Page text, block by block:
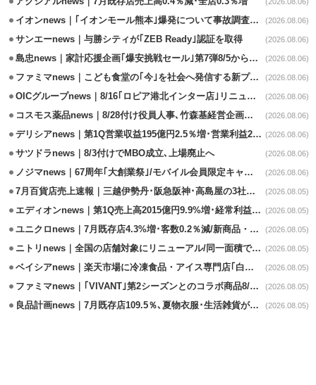
イオンnews｜｢イオンモール熊本｣爆発について事故調査委員会設置 (2026.08.06)
サンエーnews｜与勝シティが｢ZEB Ready｣認証を取得 (2026.08.06)
島忠news｜家計応援企画｢爆安挑戦セール｣第7弾8/5から開催 (2026.08.06)
ファミマnews｜こども食堂の｢今｣を社会へ発信する新プロジェクト始動 (2026.08.06)
OICグループnews｜8/16｢ロピア港北インター店｣リニューアル/食品売場拡大 (2026.08.06)
コスモス薬品news｜8/28付け役員人事､竹森基経営企画部長が昇格 (2026.08.06)
デリシアnews｜第1Q営業収益195億円2.5％増･営業利益27.8%減 (2026.08.06)
サツドラnews｜8/3付けでMBO成立､上場廃止へ (2026.08.06)
ノジマnews｜67周年｢大創業祭｣/モバイル会員限定キャンペーン実施 (2026.08.06)
7月百貨店売上速報｜三越伊勢丹･阪急阪神･高島屋の3社は増収 (2026.08.05)
エディオンnews｜第1Q売上高2015億円9.9%増･経常利益127.5%増 (2026.08.05)
ユニクロnews｜7月既存店4.3%増･客数0.2％減/新商品・夏物商品が好調 (2026.08.05)
ニトリnews｜全国の店舗対象にリニューアル/同一面積で品揃え24％拡大 (2026.08.05)
ベイシアnews｜楽天市場に冷凍食品・アイス専門店｢白くま屋｣オープン (2026.08.05)
ファミマnews｜｢VIVANT｣第2シーズンとのコラボ商品8/7発売 (2026.08.05)
良品計画news｜7月既存店109.5％､夏物衣服･生活雑貨が好調 (2026.08.05)